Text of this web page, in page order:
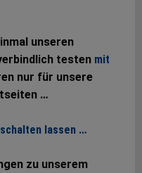
unseren
testen mit
nur für unsere
…
lassen …
zu unserem